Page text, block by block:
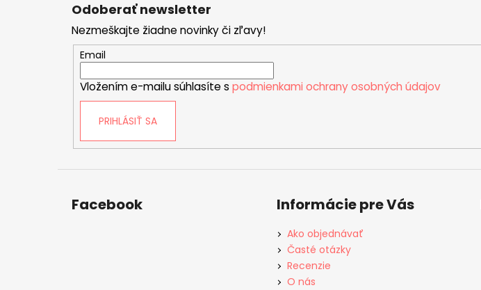
Odoberať newsletter
Nezmeškajte žiadne novinky či zľavy!
Email
Vložením e-mailu súhlasíte s podmienkami ochrany osobných údajov
PRIHLÁSIŤ SA
Facebook Informácie pre Vás
Ako objednávať
Časté otázky
Recenzie
O nás